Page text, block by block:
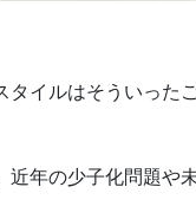
イルはそういった
年の少子化問題や